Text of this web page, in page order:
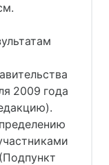
2009 года